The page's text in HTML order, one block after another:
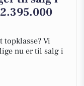
Vi
nu er til salg i